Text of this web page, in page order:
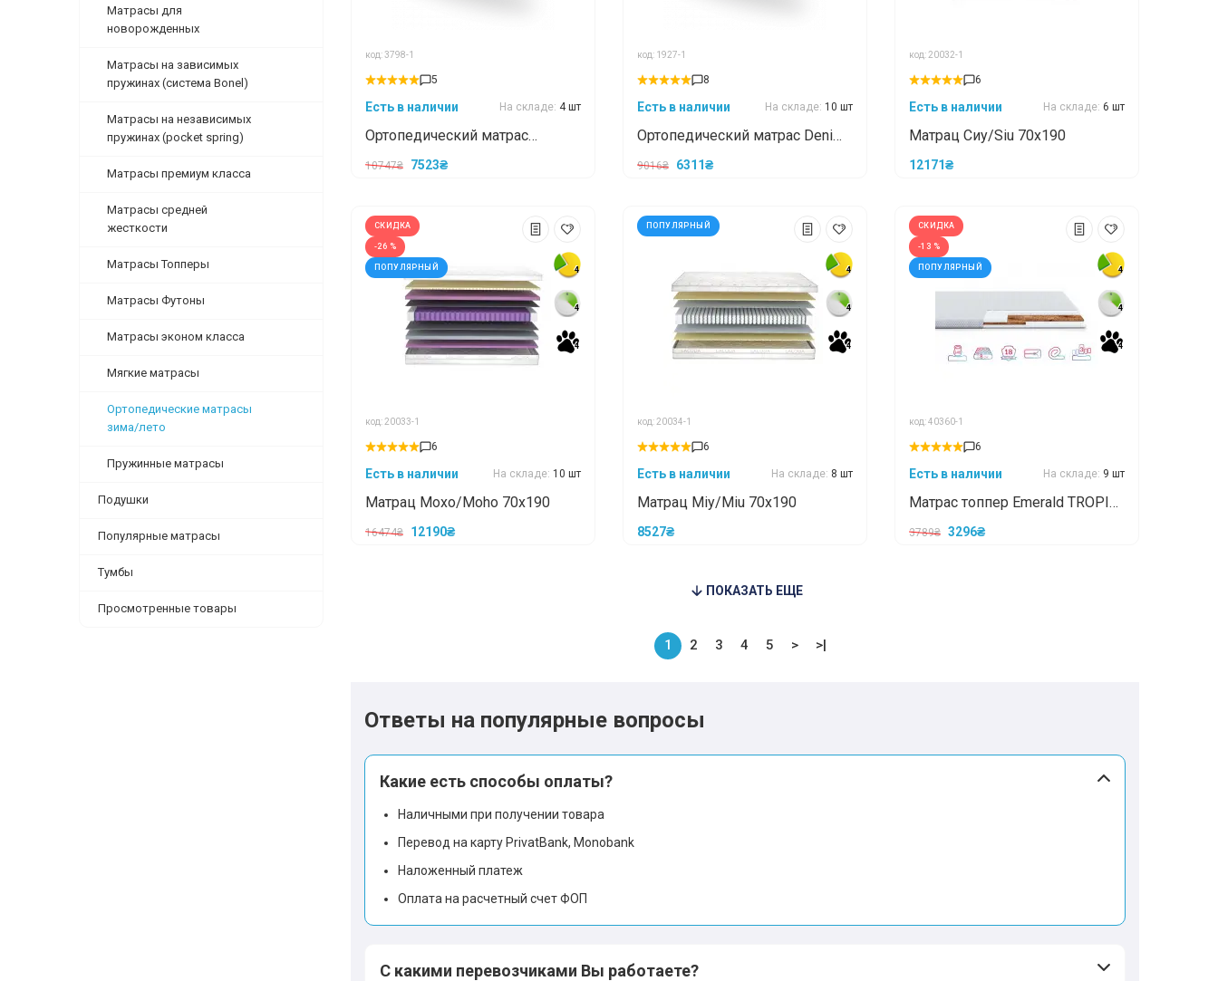
Матрасы для
новорожденных
Матрасы на зависимых
пружинах (система Bonel)
Матрасы на независимых
пружинах (pocket spring)
Матрасы премиум класса
Матрасы средней
жесткости
Матрасы Топперы
Матрасы Футоны
Матрасы эконом класса
Мягкие матрасы
Ортопедические матрасы
зима/лето
Пружинные матрасы
Подушки
Популярные матрасы
Тумбы
Просмотренные товары
код: 3798-1
5
Есть в наличии На складе: 4 шт
Ортопедический матрас
Palmera Aventura /Пальмера
10747₴ 7523₴
код: 1927-1
8
Есть в наличии На складе: 10 шт
Ортопедический матрас Denim
ORIGINAL\Деним
9016₴ 6311₴
код: 20032-1
6
Есть в наличии На складе: 6 шт
Матрац Сиу/Siu 70x190
12171₴
4
4
4
СКИДКА
-26 %
ПОПУЛЯРНЫЙ
код: 20033-1
6
Есть в наличии На складе: 10 шт
4
4
4
Матрац Мохо/Moho 70x190
16474₴ 12190₴
4
4
4
ПОПУЛЯРНЫЙ
код: 20034-1
6
Есть в наличии На складе: 8 шт
4
4
4
Матрац Міу/Miu 70x190
8527₴
4
4
4
СКИДКА
-13 %
ПОПУЛЯРНЫЙ
код: 40360-1
6
Есть в наличии На складе: 9 шт
4
4
4
Матрас топпер Emerald TROPIC
/ ТРОПИК 70x190
3789₴ 3296₴
ПОКАЗАТЬ ЕЩЕ
1 2 3 4 5 > >|
Ответы на популярные вопросы
Какие есть способы оплаты?
Наличными при получении товара
Перевод на карту PrivatBank, Monobank
Наложенный платеж
Оплата на расчетный счет ФОП
С какими перевозчиками Вы работаете?
*
*
*
*
*
*